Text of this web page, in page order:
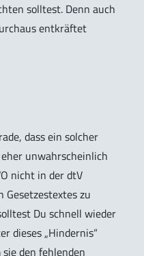
solltest. Denn auch
entkräftet
dass ein solcher
unwahrscheinlich
nicht in der dtV
Gesetzestextes zu
Du schnell wieder
dieses „Hindernis“
den fehlenden